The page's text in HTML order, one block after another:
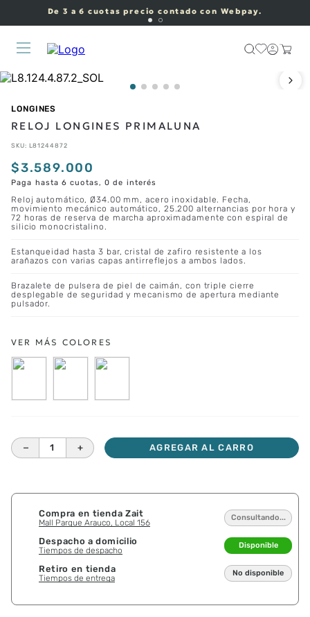
De 3 a 6 cuotas precio contado con Webpay.
LONGINES
RELOJ LONGINES PRIMALUNA
SKU: L81244872
$3.589.000
Paga hasta 6 cuotas, 0 de interés
Reloj automático, Ø34.00 mm, acero inoxidable. Fecha,
movimiento mecánico automático, 25.200 alternancias por hora y
72 horas de reserva de marcha aproximadamente con espiral de
silicio monocristalino.
Estanqueidad hasta 3 bar, cristal de zafiro resistente a los
arañazos con varias capas antirreflejos a ambos lados.
Brazalete de pulsera de piel de caimán, con triple cierre
desplegable de seguridad y mecanismo de apertura mediante
pulsador.
＋
－ AGREGAR AL CARRO
Compra en tienda Zait
Mall Parque Arauco, Local 156
Consultando...
Despacho a domicilio
Tiempos de despacho
Disponible
Retiro en tienda
Tiempos de entrega
No disponible